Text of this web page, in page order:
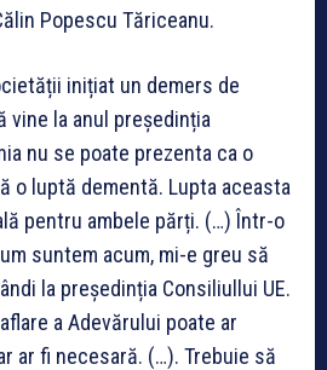
Popescu Tăriceanu.
inițiat un demers de
vine la anul președinția
nu se poate prezenta ca o
o luptă dementă. Lupta aceasta
pentru ambele părți. (…) Într-o
suntem acum, mi-e greu să
la președinția Consiliullui UE.
a Adevărului poate ar
ar fi necesară. (…). Trebuie să